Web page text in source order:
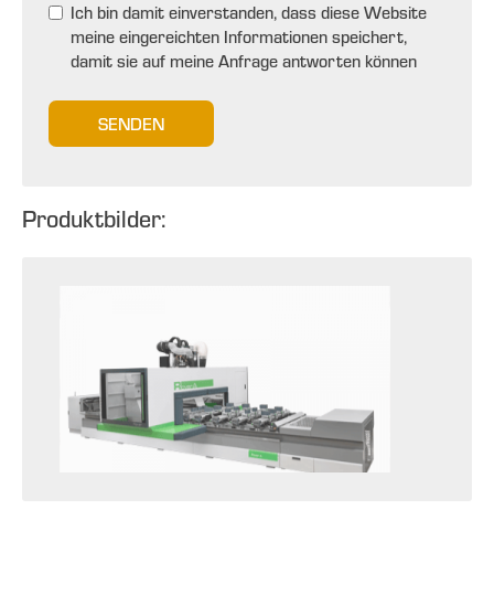
Ich bin damit einverstanden, dass diese Website
meine eingereichten Informationen speichert,
damit sie auf meine Anfrage antworten können
SENDEN
Produktbilder: